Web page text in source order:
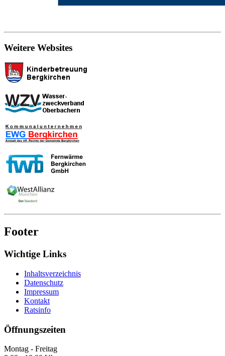
Weitere Websites
Footer
Wichtige Links
Inhaltsverzeichnis
Datenschutz
Impressum
Kontakt
Ratsinfo
Öffnungszeiten
Montag - Freitag